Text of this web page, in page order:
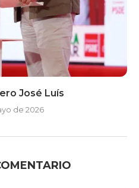
José Luís
de 2026